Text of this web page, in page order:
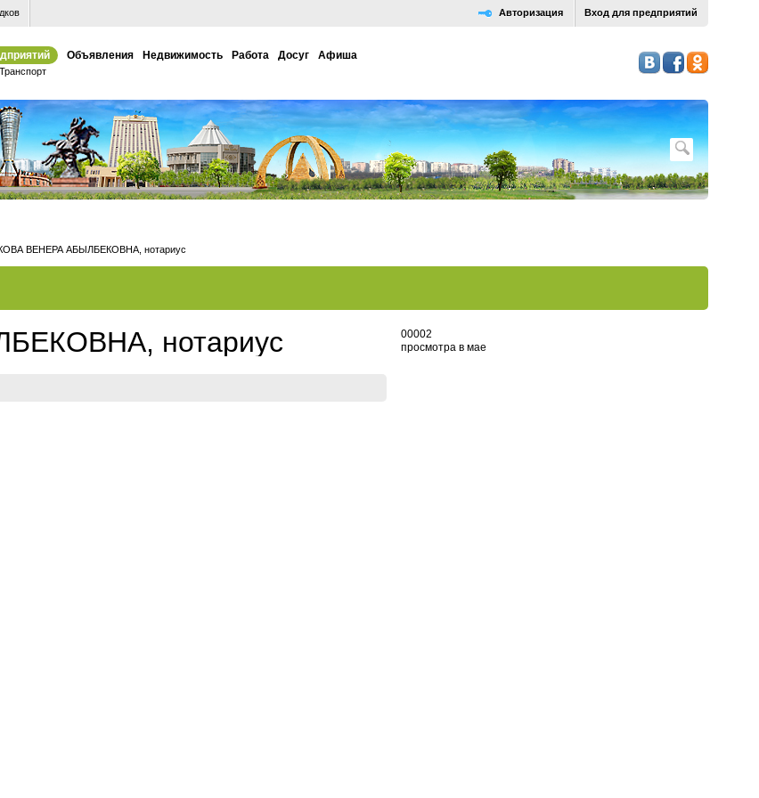
Вход для предприятий
Авторизация
Объявления Недвижимость Работа Досуг Афиша
Транспорт
ВЕНЕРА АБЫЛБЕКОВНА, нотариус
нотариус 00002
просмотра в мае